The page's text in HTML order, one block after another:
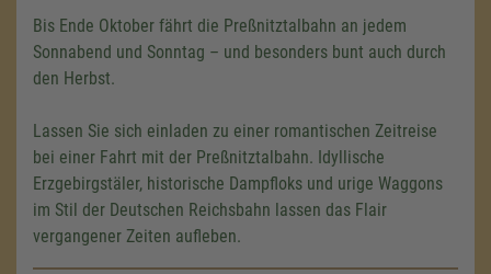
Bis Ende Oktober fährt die Preßnitztalbahn an jedem
Sonnabend und Sonntag – und besonders bunt auch durch
den Herbst.
Lassen Sie sich einladen zu einer romantischen Zeitreise
bei einer Fahrt mit der Preßnitztalbahn. Idyllische
Erzgebirgstäler, historische Dampfloks und urige Waggons
im Stil der Deutschen Reichsbahn lassen das Flair
vergangener Zeiten aufleben.